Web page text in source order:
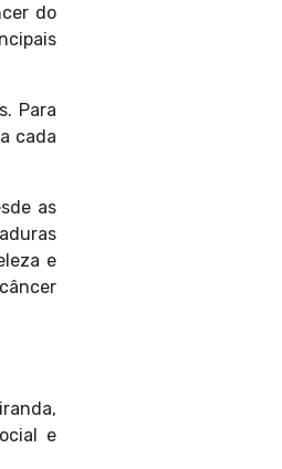
do
Para
cada
as
e
e